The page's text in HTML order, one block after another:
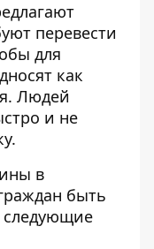
перевести
для
как
Людей
и не
в
быть